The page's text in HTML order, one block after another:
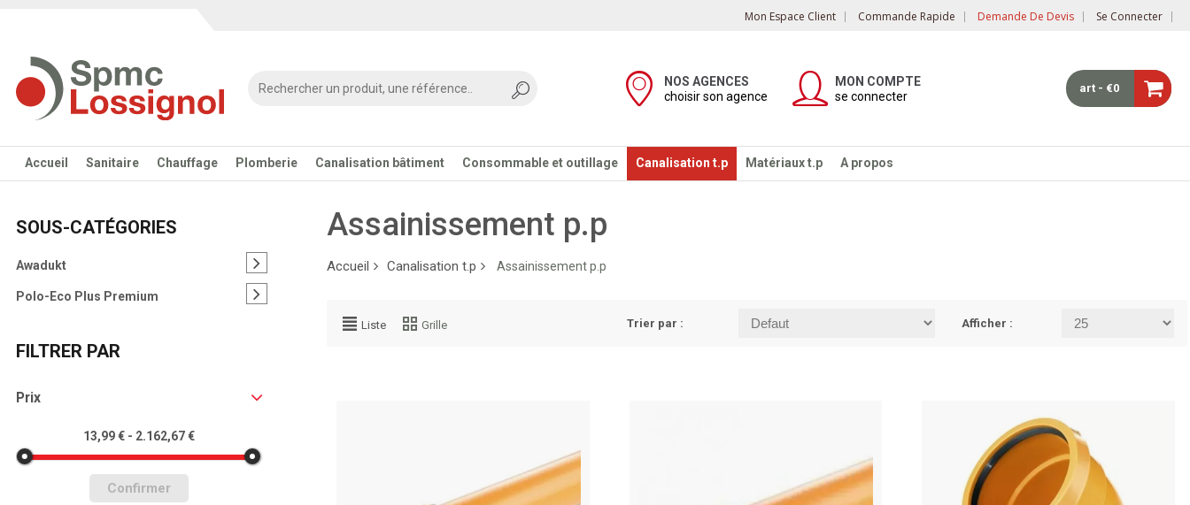
Mon Espace Client Commande Rapide Demande De Devis Se Connecter
NOS AGENCES
choisir son agence
MON COMPTE
se connecter
art - €0
Accueil Sanitaire Chauffage Plomberie Canalisation bâtiment Consommable et outillage Canalisation t.p Matériaux t.p A propos
SOUS-CATÉGORIES
Awadukt
Polo-Eco Plus Premium
FILTRER PAR
Prix
13,99 € - 2.162,67 €
Confirmer
Assainissement p.p
Accueil Canalisation t.p Assainissement p.p
Liste Grille Trier par : Afficher :